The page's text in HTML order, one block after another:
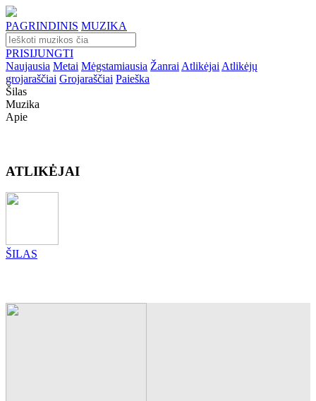
PAGRINDINIS MUZIKA
PRISIJUNGTI
Naujausia Metai Mėgstamiausia Žanrai Atlikėjai Atlikėjų
grojaraščiai Grojaraščiai Paieška
Šilas
Muzika
Apie
ATLIKĖJAI
ŠILAS